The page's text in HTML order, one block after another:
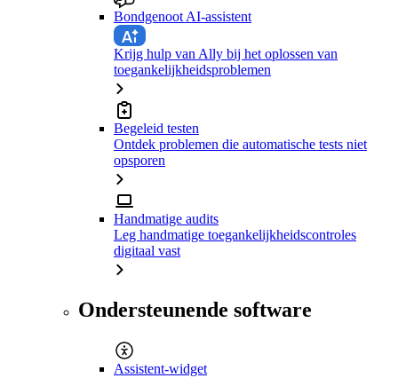
Bondgenoot AI-assistent
Krijg hulp van Ally bij het oplossen van
toegankelijkheidsproblemen
Begeleid testen
Ontdek problemen die automatische tests niet
opsporen
Handmatige audits
Leg handmatige toegankelijkheidscontroles
digitaal vast
Ondersteunende software
Assistent-widget